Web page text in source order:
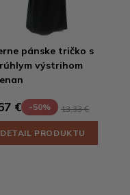
pánske tričko s
výstrihom
€ -50% 13,33 €
DETAIL PRODUKTU